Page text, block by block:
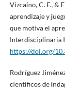
Vizcaíno, C. F., &
aprendizaje y
que motiva el
Interdisciplinaria
https://doi.org/
Rodríguez
científicos de